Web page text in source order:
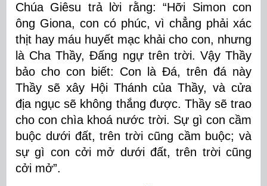
Chúa Giêsu trả lời rằng: “Hỡi Simon con
ông Giona, con có phúc, vì chẳng phải xác
thịt hay máu huyết mạc khải cho con, nhưng
là Cha Thầy, Ðấng ngự trên trời. Vậy Thầy
bảo cho con biết: Con là Ðá, trên đá này
Thầy sẽ xây Hội Thánh của Thầy, và cửa
địa ngục sẽ không thắng được. Thầy sẽ trao
cho con chìa khoá nước trời. Sự gì con cầm
buộc dưới đất, trên trời cũng cầm buộc; và
sự gì con cởi mở dưới đất, trên trời cũng
cởi mở”.